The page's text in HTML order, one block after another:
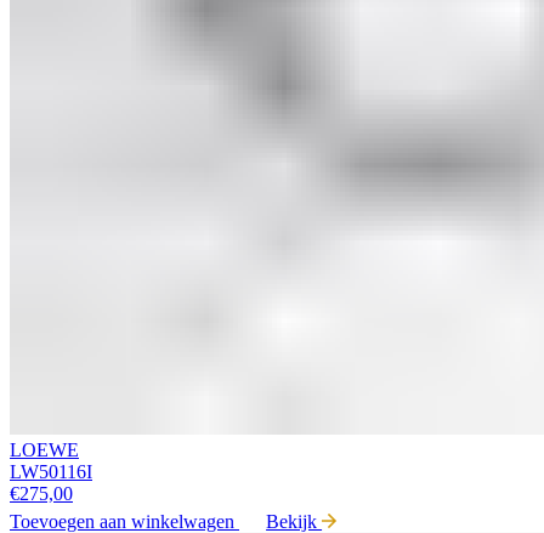
LOEWE
LW50116I
€275,00
Toevoegen aan winkelwagen
Bekijk